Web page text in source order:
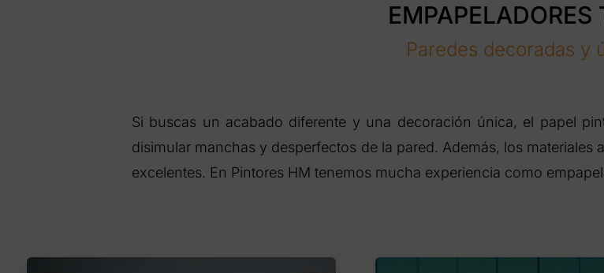
EMPAPELADORES
Paredes decoradas y
Si buscas un acabado diferente y una decoración única, el papel
disimular manchas y desperfectos de la pared. Además, los materiales
excelentes. En Pintores HM tenemos mucha experiencia como